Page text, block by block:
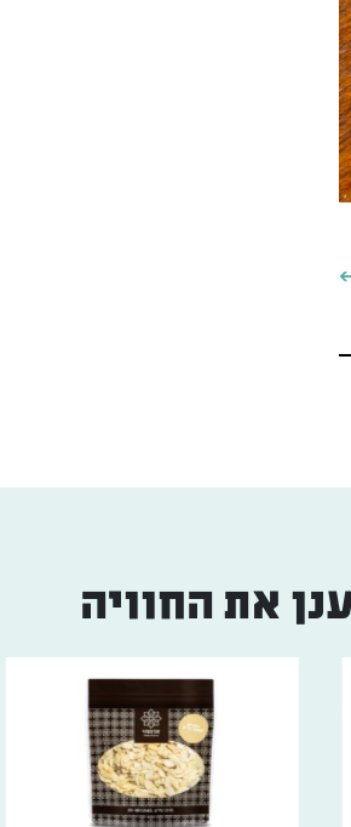
את החוויה